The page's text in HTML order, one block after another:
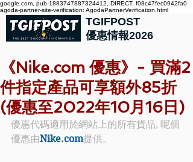
google.com, pub-1883747887324412, DIRECT, f08c47fec0942fa0
agoda-partner-site-verification: AgodaPartnerVerification.html
TGIFPOST
優惠情報2026
《Nike.com 優惠》- 買滿2
件指定產品可享額外85折
(優惠至2022年10月16日)
優惠代碼適用於網站上的所有貨品, 呢個
優惠由Nike.com提供。